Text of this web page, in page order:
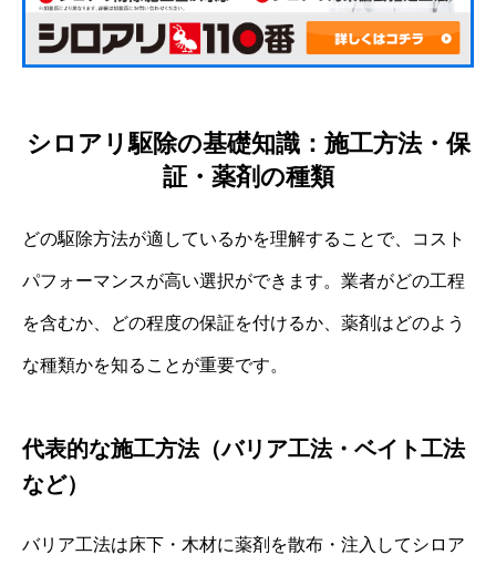
シロアリ駆除の基礎知識：施工方法・保
証・薬剤の種類
どの駆除方法が適しているかを理解することで、コスト
パフォーマンスが高い選択ができます。業者がどの工程
を含むか、どの程度の保証を付けるか、薬剤はどのよう
な種類かを知ることが重要です。
代表的な施工方法（バリア工法・ベイト工法
など）
バリア工法は床下・木材に薬剤を散布・注入してシロア